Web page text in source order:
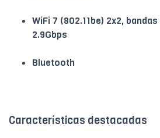
WiFi 7 (802.11be) 2x2,
2.9Gbps
Bluetooth
Características destacadas